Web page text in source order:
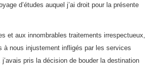
d’études auquel j’ai droit pour la présente
et aux innombrables traitements irrespectueux,
à nous injustement infligés par les services
pris la décision de bouder la destination